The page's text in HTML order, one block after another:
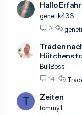
Hallo
genetik433
0
Traden
BullBoss
14
T Zeiten
tommy1